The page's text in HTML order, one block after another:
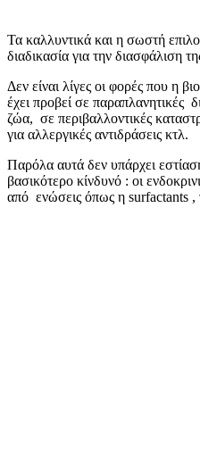
Τα καλλυντικά και η σωστή
διαδικασία για την διασφάλιση
Δεν είναι λίγες οι φορές που η
έχει προβεί σε παραπλανητικές
ζώα, σε περιβαλλοντικές
για αλλεργικές αντιδράσεις κτλ.
Παρόλα αυτά δεν υπάρχει
βασικότερο κίνδυνό : οι
από ενώσεις όπως η surfactants ,